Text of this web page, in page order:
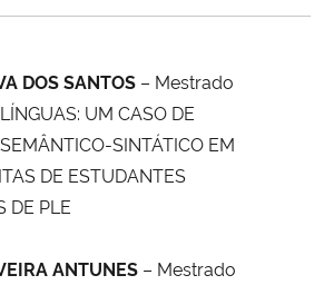
DOS SANTOS – Mestrado
UM CASO DE
SINTÁTICO EM
DE ESTUDANTES
DE PLE
ANTUNES – Mestrado